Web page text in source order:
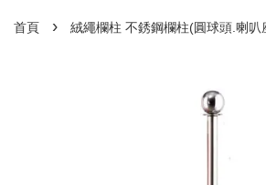
首頁 › 絨繩欄柱 不銹鋼欄柱(圓球頭.喇叭